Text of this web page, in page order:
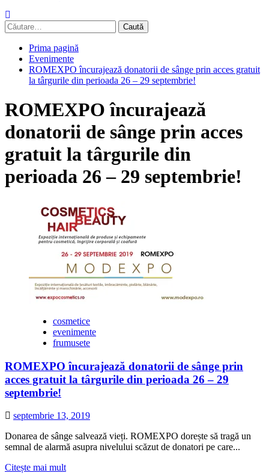
Caută
după:
Prima pagină
Evenimente
ROMEXPO încurajează donatorii de sânge prin acces gratuit
la târgurile din perioada 26 – 29 septembrie!
ROMEXPO încurajează
donatorii de sânge prin acces
gratuit la târgurile din
perioada 26 – 29 septembrie!
cosmetice
evenimente
frumusete
ROMEXPO încurajează donatorii de sânge prin
acces gratuit la târgurile din perioada 26 – 29
septembrie!
septembrie 13, 2019
Donarea de sânge salvează vieți. ROMEXPO dorește să tragă un
semnal de alarmă asupra nivelului scăzut de donatori pe care...
Citește mai multCitește